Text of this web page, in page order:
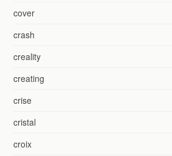
cover
crash
creality
creating
crise
cristal
croix